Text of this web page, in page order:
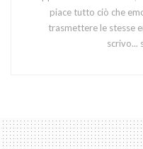
piace tutto ciò che
trasmettere le stesse
scrivo...